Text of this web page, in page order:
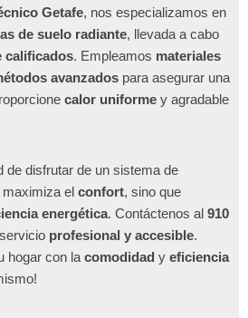
Getafe, nos especializamos en
de suelo radiante, llevada a cabo
calificados. Empleamos materiales
avanzados para asegurar una
calor uniforme y agradable
de disfrutar de un sistema de
el confort, sino que
energética. Contáctenos al 910
profesional y accesible.
hogar con la comodidad y eficiencia